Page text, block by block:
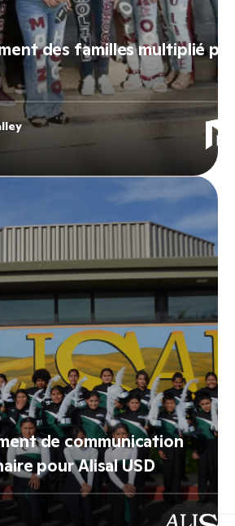
des familles multiplié par
de communication
pour Alisal USD